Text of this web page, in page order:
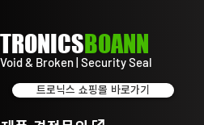
TRONICSBOANN
Void & Broken | Security Seal
트로닉스 쇼핑몰 바로가기